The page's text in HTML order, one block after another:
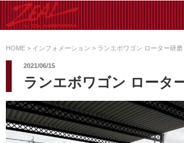
ン
ツ
ス
キ
ッ
プ
SUMIYAMA
た日常メンテから各種チ
ューニングまで、車に関
リーでお任せください!
HOME > インフォメーション > ランエボワゴン ローター研磨
2021/06/15
ランエボワゴン ロータ